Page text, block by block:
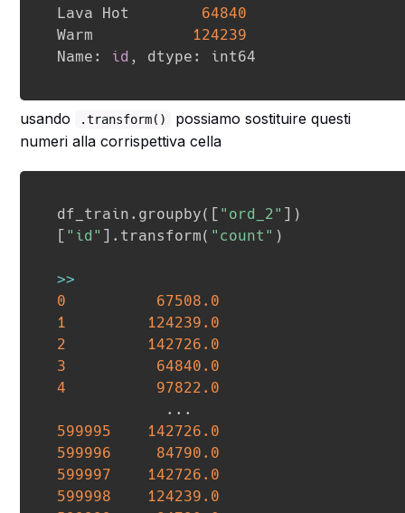
Lava Hot 64840
Warm 124239
Name : id , dtype :
usando .transform()
possiamo sostituire questi
numeri alla corrispettiva cella
df_train . groupby( [ "ord_2" ] )
[ "id" ] . transform( "count" )
>>
0
67508.0
1
124239.0
2
142726.0
3
64840.0
4
97822.0
. . .
599995
142726.0
599996
84790.0
599997
142726.0
599998
124239.0